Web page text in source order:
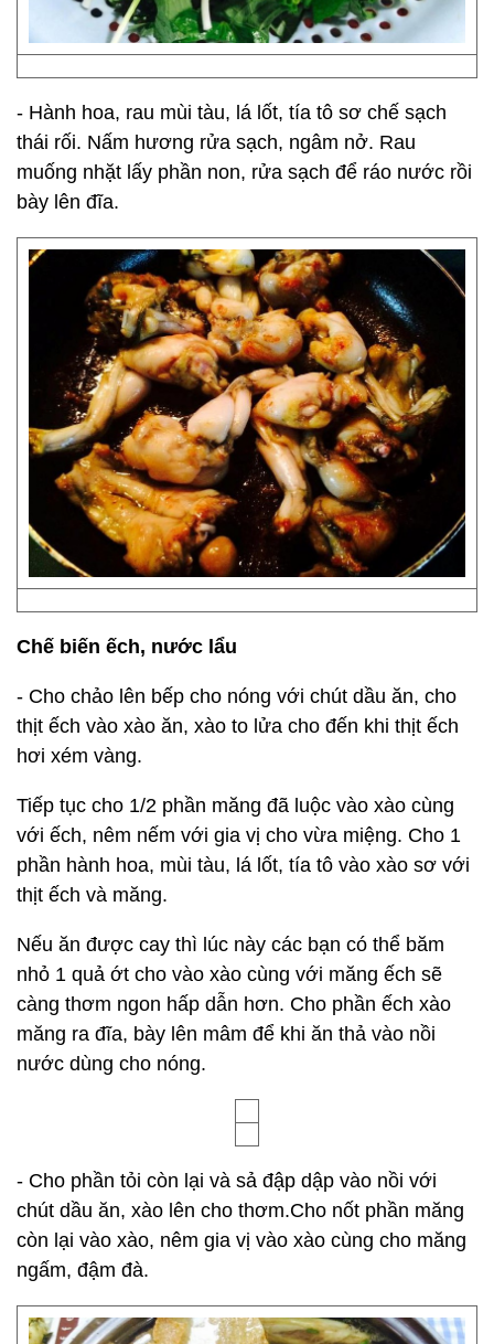
- Hành hoa, rau mùi tàu, lá lốt, tía tô sơ chế sạch
thái rối. Nấm hương rửa sạch, ngâm nở. Rau
muống nhặt lấy phần non, rửa sạch để ráo nước rồi
bày lên đĩa.
Chế biến ếch, nước lẩu
- Cho chảo lên bếp cho nóng với chút dầu ăn, cho
thịt ếch vào xào ăn, xào to lửa cho đến khi thịt ếch
hơi xém vàng.
Tiếp tục cho 1/2 phần măng đã luộc vào xào cùng
với ếch, nêm nếm với gia vị cho vừa miệng. Cho 1
phần hành hoa, mùi tàu, lá lốt, tía tô vào xào sơ với
thịt ếch và măng.
Nếu ăn được cay thì lúc này các bạn có thể băm
nhỏ 1 quả ớt cho vào xào cùng với măng ếch sẽ
càng thơm ngon hấp dẫn hơn. Cho phần ếch xào
măng ra đĩa, bày lên mâm để khi ăn thả vào nồi
nước dùng cho nóng.
- Cho phần tỏi còn lại và sả đập dập vào nồi với
chút dầu ăn, xào lên cho thơm.Cho nốt phần măng
còn lại vào xào, nêm gia vị vào xào cùng cho măng
ngấm, đậm đà.